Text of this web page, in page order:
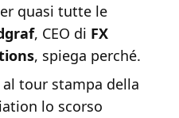
quasi tutte le
, CEO di FX
, spiega perché.
al tour stampa della
lo scorso